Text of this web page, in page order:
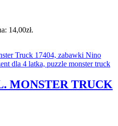
14,00zł.
MONSTER TRUCK